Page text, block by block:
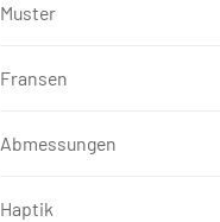
Muster
Fransen
Abmessungen
Haptik